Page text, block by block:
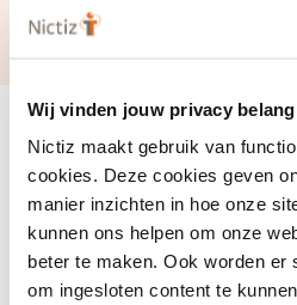
Wij vinden jouw privacy
Nictiz maakt gebruik van
cookies. Deze cookies geven
manier inzichten in hoe onze
kunnen ons helpen om onze
beter te maken. Ook worden er
om ingesloten content te